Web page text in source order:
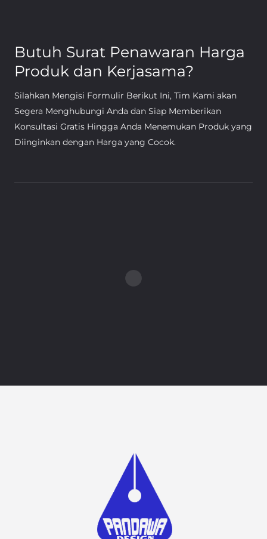
Butuh Surat Penawaran Harga
Produk dan Kerjasama?
Silahkan Mengisi Formulir Berikut Ini, Tim Kami akan
Segera Menghubungi Anda dan Siap Memberikan
Konsultasi Gratis Hingga Anda Menemukan Produk yang
Diinginkan dengan Harga yang Cocok.